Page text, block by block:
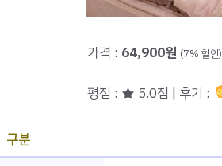
가격 : 64,900원 (7% 할인)
평점 : ★ 5.0점 | 후기 :
구분